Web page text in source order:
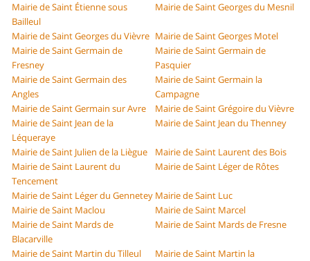
Mairie de Saint Étienne sous
Bailleul
Mairie de Saint Georges du Mesnil
Mairie de Saint Georges du Vièvre Mairie de Saint Georges Motel
Mairie de Saint Germain de
Fresney
Mairie de Saint Germain de
Pasquier
Mairie de Saint Germain des
Angles
Mairie de Saint Germain la
Campagne
Mairie de Saint Germain sur Avre
Mairie de Saint Grégoire du Vièvre
Mairie de Saint Jean de la
Léqueraye
Mairie de Saint Jean du Thenney
Mairie de Saint Julien de la Liègue
Mairie de Saint Laurent des Bois
Mairie de Saint Laurent du
Tencement
Mairie de Saint Léger de Rôtes
Mairie de Saint Léger du Gennetey Mairie de Saint Luc
Mairie de Saint Maclou
Mairie de Saint Marcel
Mairie de Saint Mards de
Blacarville
Mairie de Saint Mards de Fresne
Mairie de Saint Martin du Tilleul
Mairie de Saint Martin la